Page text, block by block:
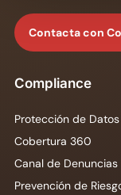
Contacta con
Compliance
Protección de Datos
Cobertura 360
Canal de Denuncias
Prevención de